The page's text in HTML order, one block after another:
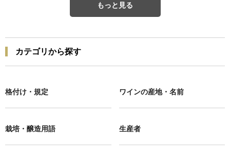
もっと見る
カテゴリから探す
格付け・規定 ワインの産地・名前
栽培・醸造用語 生産者